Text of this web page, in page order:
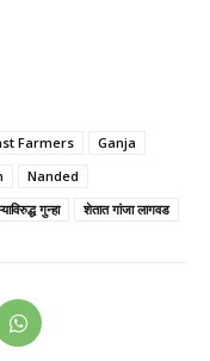
Farmers
Ganja
Nanded
गुन्हा शेतात गांजा लागवड